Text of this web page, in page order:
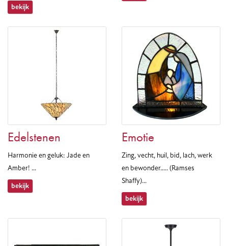
bekijk
Edelstenen
Harmonie en geluk: Jade en
Amber! ...
bekijk
Emotie
Zing, vecht, huil, bid, lach, werk
en bewonder..... (Ramses
Shaffy)...
bekijk